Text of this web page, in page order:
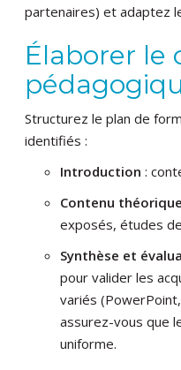
partenaires) et adaptez
Élaborer le
Structurez le plan de
identifiés :
Introduction :
Contenu
exposés, études
Synthèse et
pour valider les
variés
assurez-vous que
uniforme.